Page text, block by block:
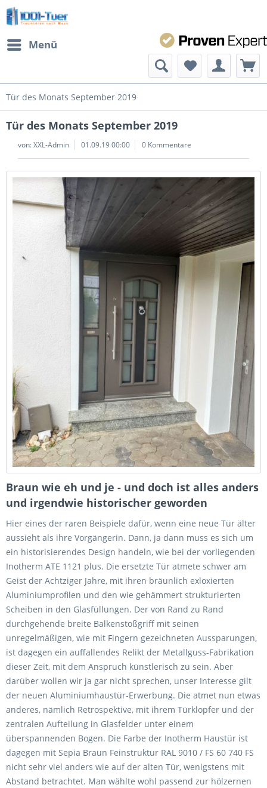
Menü
Tür des Monats September 2019
Tür des Monats September 2019
von:XXL-Admin 01.09.19 00:00 0 Kommentare
Braun wie eh und je - und doch ist alles anders
und irgendwie historischer geworden
Hier eines der raren Beispiele dafür, wenn eine neue Tür älter
aussieht als ihre Vorgängerin. Dann, ja dann muss es sich um
ein historisierendes Design handeln, wie bei der vorliegenden
Inotherm ATE 1121 plus. Die ersetzte Tür atmete schwer am
Geist der Achtziger Jahre, mit ihren bräunlich exloxierten
Aluminiumprofilen und den wie gehämmert strukturierten
Scheiben in den Glasfüllungen. Der von Rand zu Rand
durchgehende breite Balkenstoßgriff mit seinen
unregelmäßigen, wie mit Fingern gezeichneten Aussparungen,
ist dagegen ein auffallendes Relikt der Metallguss-Fabrikation
dieser Zeit, mit dem Anspruch künstlerisch zu sein. Aber
darüber wollen wir ja gar nicht sprechen, unser Interesse gilt
der neuen Aluminiumhaustür-Erwerbung. Die atmet nun etwas
anderes, nämlich Retrospektive, mit ihrem Türklopfer und der
zentralen Aufteilung in Glasfelder unter einem
überspannenden Bogen. Die Farbe der Inotherm Haustür ist
dagegen mit Sepia Braun Feinstruktur RAL 9010 / FS 60 740 FS
nicht sehr viel anders wie auf der alten Tür, wenigstens mit
Abstand betrachtet. Man wählte wohl passend zur hölzernen